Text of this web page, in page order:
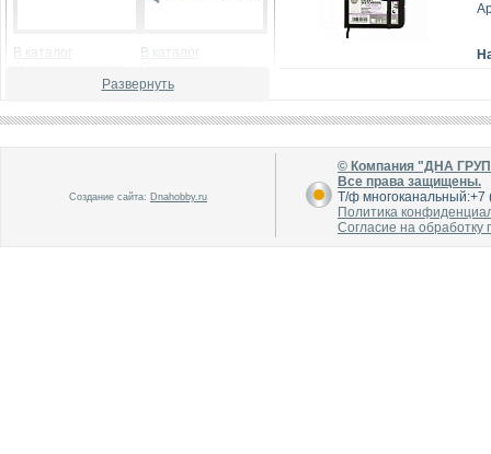
В каталог
В каталог
Развернуть
Создание сайта: Dnahobby.ru
© Компания "ДНА
Все права защищены.
Т/ф
Политика
Согласие на